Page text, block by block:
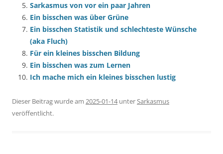
Sarkasmus von vor ein paar Jahren
Ein bisschen was über Grüne
Ein bisschen Statistik und schlechteste Wünsche
(aka Fluch)
Für ein kleines bisschen Bildung
Ein bisschen was zum Lernen
Ich mache mich ein kleines bisschen lustig
Dieser Beitrag wurde am 2025-01-14unterSarkasmus
veröffentlicht.